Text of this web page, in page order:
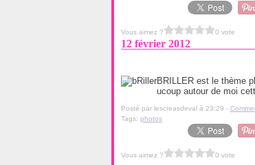
Vous aimez ? 0 vote
12 février 2012
BRILLER est le thème
ucoup autour de moi
Posté par lescreasdeval à 23:29 -
Tags: photos
Vous aimez ? 0 vote